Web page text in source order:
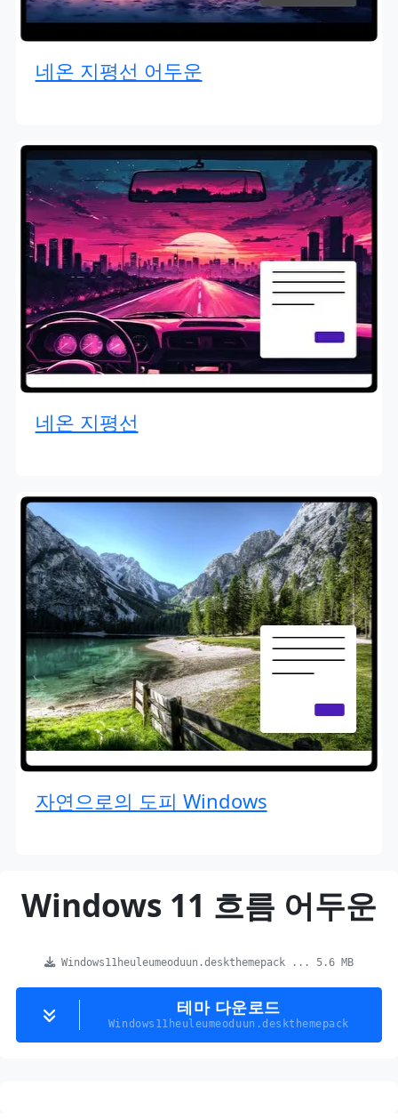
네온 지평선 어두운
네온 지평선
자연으로의 도피 Windows
Windows 11 흐름 어두운
Windows11heuleumeoduun.deskthemepack ... 5.6 MB
테마 다운로드
Windows11heuleumeoduun.deskthemepack